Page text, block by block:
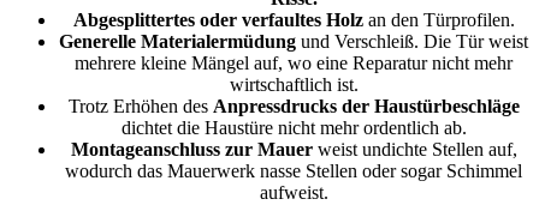
Abgesplittertes oder verfaultes Holzan den Türprofilen.
Generelle Materialermüdung und Verschleiß. Die Tür weist
mehrere kleine Mängel auf, wo eine Reparatur nicht mehr
wirtschaftlich ist.
Trotz Erhöhen des Anpressdrucks der Haustürbeschläge
dichtet die Haustüre nicht mehr ordentlich ab.
Montageanschluss zur Mauerweist undichte Stellen auf,
wodurch das Mauerwerk nasse Stellen oder sogar Schimmel
aufweist.